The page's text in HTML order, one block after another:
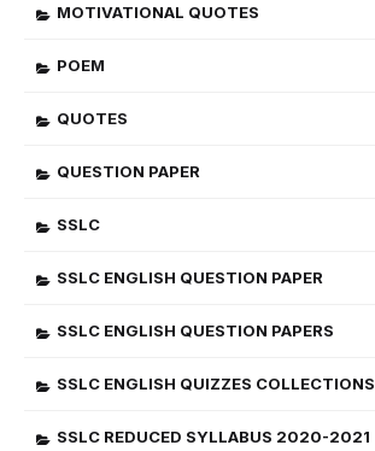
MOTIVATIONAL QUOTES
POEM
QUOTES
QUESTION PAPER
SSLC
SSLC ENGLISH QUESTION PAPER
SSLC ENGLISH QUESTION PAPERS
SSLC ENGLISH QUIZZES COLLECTIONS
SSLC REDUCED SYLLABUS 2020-2021